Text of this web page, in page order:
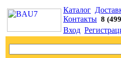
Каталог
Контакты 8
Вход